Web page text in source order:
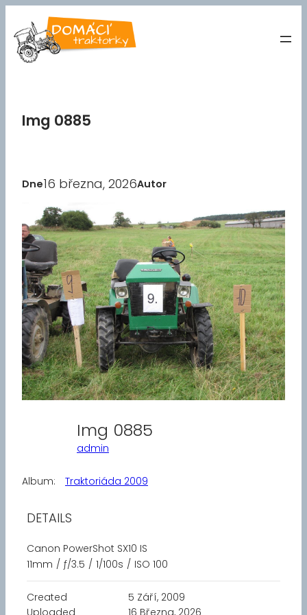
na
obsah
Img 0885
Dne16 března, 2026Autor
Img 0885
admin
Album: Traktoriáda 2009
DETAILS
Canon PowerShot SX10 IS
11mm / ƒ/3.5 / 1/100s / ISO 100
Created
5 Září, 2009
Uploaded
16 Března, 2026